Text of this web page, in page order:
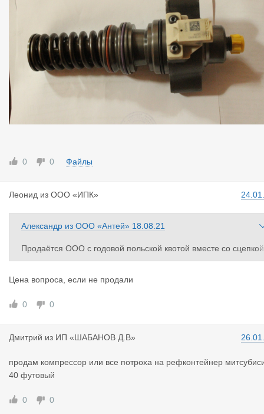
0 0 Файлы
Леонид из ООО «ИПК»
Александр из ООО «Антей» 18.08.21
Продаётся ООО с годовой польской квотой вместе со
Фирма зарегистрированна в 2010 году ИНН
г.в и полуприцеп шмитц 2004 г.в.(штора) растаможенны на
асть.
Цена вопроса, если не продали
0 0
Дмитрий из ИП «ШАБАНОВ Д.В»
продам компрессор или все потроха на рефконтейнер
40 футовый
0 0